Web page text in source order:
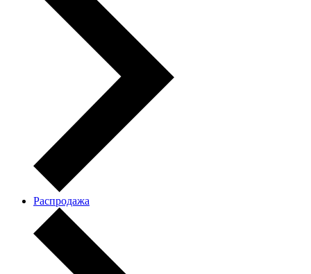
Распродажа